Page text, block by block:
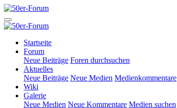
Startseite
Forum
Neue Beiträge Foren durchsuchen
Aktuelles
Neue Beiträge Neue Medien Medienkommentare
Wiki
Galerie
Neue Medien Neue Kommentare Medien suchen